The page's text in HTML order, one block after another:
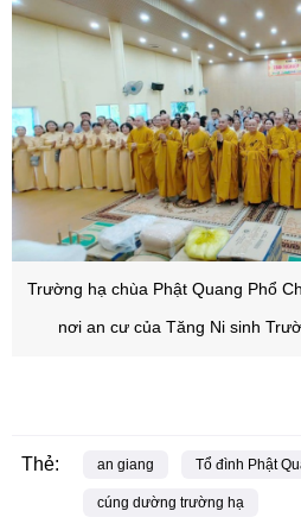
Trường hạ chùa Phật Quang Phổ
nơi an cư của Tăng Ni sinh
Thẻ: an giang Tổ đình Phật
cúng dường trường hạ